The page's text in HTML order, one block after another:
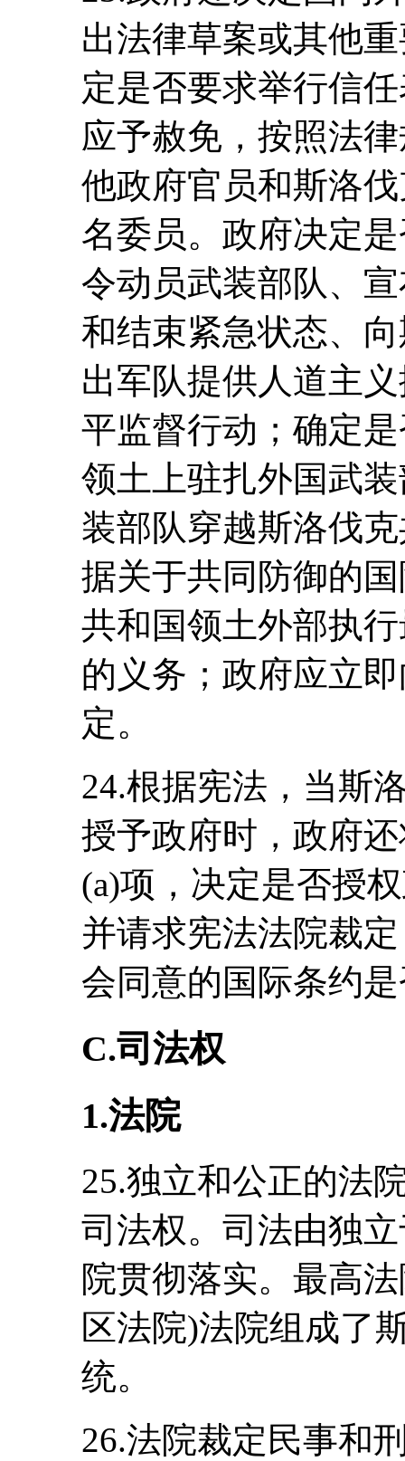
出法律草案或其他
定是否要求举行信
应予赦免，按照法
他政府官员和斯洛
名委员。政府决定
令动员武装部队、
和结束紧急状态、
出军队提供人道主
平监督行动；确定
领土上驻扎外国武
装部队穿越斯洛伐
据关于共同防御的
共和国领土外部执
的义务；政府应立
定。
24.根据宪法，当斯
授予政府时，政府
(a)项，决定是否授
并请求宪法法院裁
会同意的国际条约
C.司法权
1.法院
25.独立和公正的法
司法权。司法由独
院贯彻落实。最高
区法院)法院组成了
统。
26.法院裁定民事和